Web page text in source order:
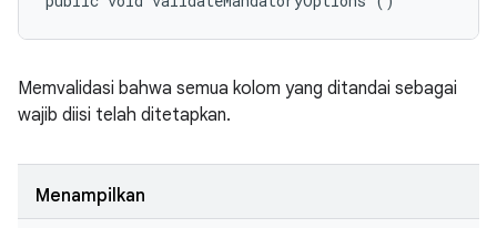
Memvalidasi bahwa semua kolom yang ditandai sebagai
wajib diisi telah ditetapkan.
Menampilkan